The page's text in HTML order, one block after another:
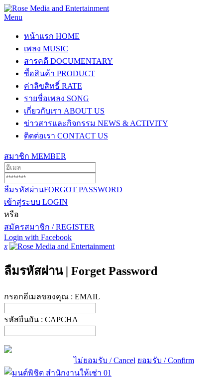
Menu
หน้าแรก HOME
เพลง MUSIC
สารคดี DOCUMENTARY
ซื้อสินค้า PRODUCT
ค่าลิขสิทธิ์ RATE
รายชื่อเพลง SONG
เกี่ยวกับเรา ABOUT US
ข่าวสารและกิจกรรม NEWS & ACTIVITY
ติดต่อเรา CONTACT US
สมาชิก MEMBER
ลืมรหัสผ่านFORGOT PASSWORD
เข้าสู่ระบบ LOGIN
หรือ
สมัครสมาชิก / REGISTER
Login with Facebook
x
ลืมรหัสผ่าน | Forget Password
กรอกอีเมลของคุณ : EMAIL
รหัสยืนยัน : CAPCHA
ไม่ยอมรับ / Cancel ยอมรับ / Confirm